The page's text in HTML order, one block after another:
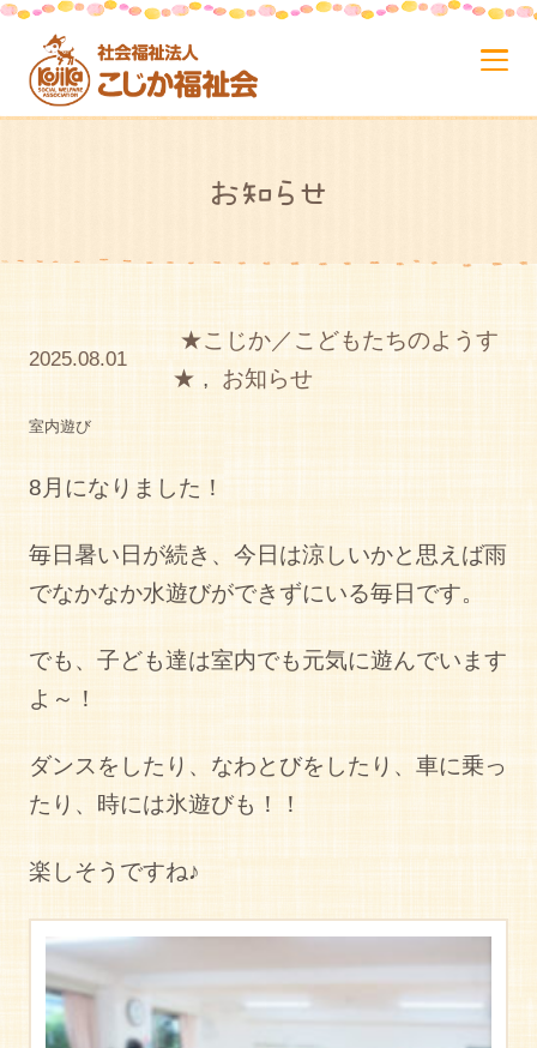
お知らせ
2025.08.01
★こじか／こどもたちのようす
★ , お知らせ
室内遊び
8月になりました！
毎日暑い日が続き、今日は涼しいかと思えば雨
でなかなか水遊びができずにいる毎日です。
でも、子ども達は室内でも元気に遊んでいます
よ～！
ダンスをしたり、なわとびをしたり、車に乗っ
たり、時には氷遊びも！！
楽しそうですね♪